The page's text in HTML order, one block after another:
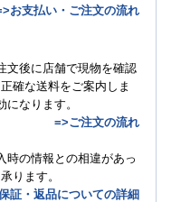
お支払い・ご注文の流れ
文後に店舗で現物を確認
確な送料をご案内しま
なります。
=>ご注文の流れ
時の情報との相違があっ
ります。
証・返品についての詳細